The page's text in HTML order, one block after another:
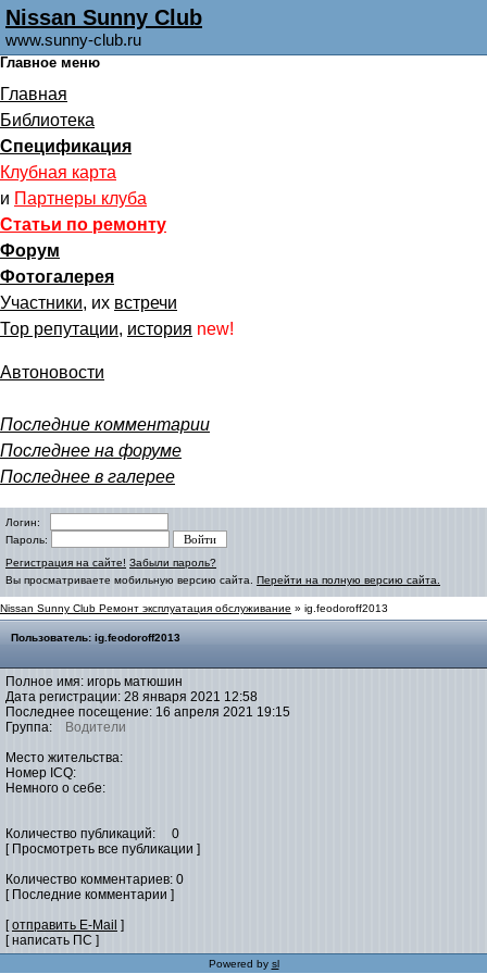
Nissan Sunny Club
www.sunny-club.ru
Главное меню
Главная
Библиотека
Спецификация
Клубная карта
и Партнеры клуба
Статьи по ремонту
Форум
Фотогалерея
Участники, их встречи
Тор репутации, история new!
Автоновости
Последние комментарии
Последнее на форуме
Последнее в галерее
Логин:
Пароль:
Регистрация на сайте! Забыли пароль?
Вы просматриваете мобильную версию сайта. Перейти на полную версию сайта.
Nissan Sunny Club Ремонт эксплуатация обслуживание » ig.feodoroff2013
Пользователь: ig.feodoroff2013
Полное имя: игорь матюшин
Дата регистрации: 28 января 2021 12:58
Последнее посещение: 16 апреля 2021 19:15
Группа:
Водители
Место жительства:
Номер ICQ:
Немного о себе:
Количество публикаций: 0
[ Просмотреть все публикации ]
Количество комментариев: 0
[ Последние комментарии ]
[отправить E-Mail ]
[ написать ПС ]
Powered by sl